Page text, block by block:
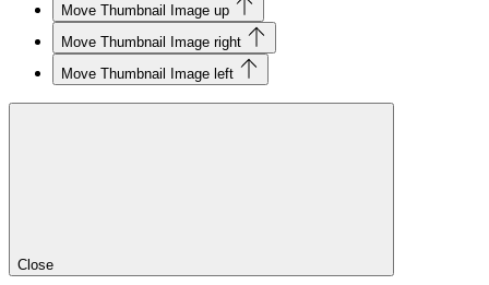
Move Thumbnail Image up
Move Thumbnail Image right
Move Thumbnail Image left
Close